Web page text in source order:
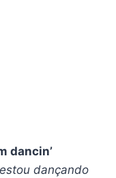
dancin’
dançando